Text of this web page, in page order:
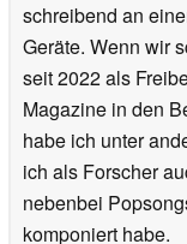
schreibend an
Geräte. Wenn wir
seit 2022 als
Magazine in den
habe ich unter
ich als Forscher
nebenbei
komponiert habe.